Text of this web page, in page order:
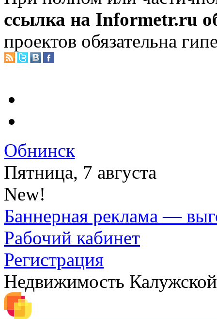
ссылка на Informetr.ru
проектов обязательна
Обнинск
Пятница, 7 августа
New!
Баннерная реклама —
Рабочий кабинет
Регистрация
Недвижимость